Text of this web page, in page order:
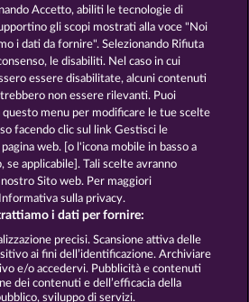
EXPLODIAC RHFP
e condizioni
privacy Note legali
FAQ Facebook
di recesso
Accetto, abiliti le tecnologie di
gli scopi mostrati alla voce "Noi
i dati da fornire". Selezionando Rifiuta
le disabiliti. Nel caso in cui
essere disabilitate, alcuni contenuti
non essere rilevanti. Puoi
questo menu per modificare le tue scelte
facendo clic sul link Gestisci le
web. [o l'icona mobile in basso a
se applicabile]. Tali scelte avranno
Sito web. Per maggiori
sulla privacy.
i dati per fornire:
precisi. Scansione attiva delle
ai fini dell’identificazione. Archiviare
e/o accedervi. Pubblicità e contenuti
dei contenuti e dell’efficacia della
sviluppo di servizi.